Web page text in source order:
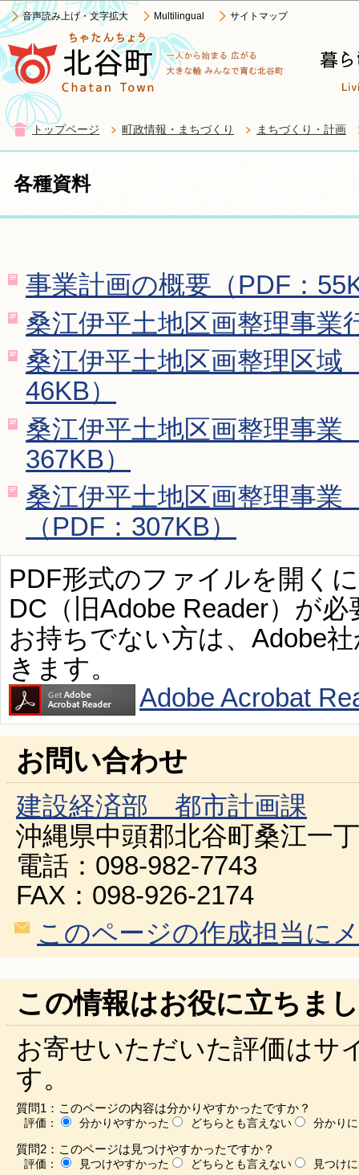
音声読み上げ・文字拡大 Multilingual サイトマップ
トップページ 町政情報・まちづくり まちづくり・計画
各種資料
事業計画の概要（PDF：
桑江伊平土地区画整理事業
桑江伊平土地区画整理区
46KB）
桑江伊平土地区画整理事
367KB）
桑江伊平土地区画整理事
（PDF：307KB）
PDF形式のファイルを開く
DC（旧Adobe Reader）が必
お持ちでない方は、Adobe
きます。
Adobe Acrobat
お問い合わせ
建設経済部 都市計画課
沖縄県中頭郡北谷町桑江一
電話：098-982-7743
FAX：098-926-2174
このページの作成担当に
この情報はお役に立ちま
お寄せいただいた評価はサ
す。
質問1：このページの内容は分かりやすかったですか？
評価： 分かりやすかった どちらとも言えない 分かり
質問2：このページは見つけやすかったですか？
評価： 見つけやすかった どちらとも言えない 見つけ